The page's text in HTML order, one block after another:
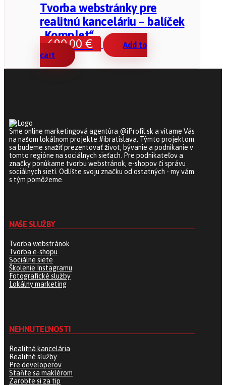
Tvorba webstránky pre
realitnú kanceláriu – balíček
„Komplet“
690,00 €
Add to
cart
Sme online marketingová agentúra @iProfil.sk a vítame Vás
na našom lokálnom projekte #ibratislava. Týmto projektom
sa budeme snažiť prezentovať život, bývanie a podnikanie v
tomto regióne na sociálnych sieťach. Pre podnikateľov a
značky ponúkame tvorbu webstránok, e-shopov či správu
sociálnych sietí. Odlíšte svoju značku od ostatných - my vám
s tým pomôžeme.
NAŠE SLUŽBY
Tvorba webstránok
Tvorba e-shopu
Sociálne siete
Školenie Instagramu
Fotografické služby
Lokálny marketing
NEHNUTEĽNOSTI
Realitná kancelária
Realitné služby
Pre developerov
Staňte sa maklérom
Zarobte si za tip